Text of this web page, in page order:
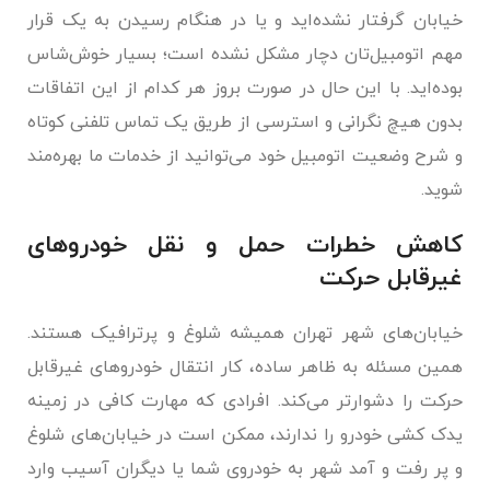
خیابان گرفتار نشده‌اید و یا در هنگام رسیدن به یک قرار
مهم اتومبیل‌تان دچار مشکل نشده است؛ بسیار خوش‌شاس
بوده‌اید. با این حال در صورت بروز هر کدام از این اتفاقات
بدون هیچ نگرانی و استرسی از طریق یک تماس تلفنی کوتاه
و شرح وضعیت اتومبیل خود می‌توانید از خدمات ما بهره‌مند
شوید.
کاهش خطرات حمل و نقل خودروهای
غیرقابل حرکت
خیابان‌های شهر تهران همیشه شلوغ و پرترافیک هستند.
همین مسئله به ظاهر ساده، کار انتقال خودروهای غیرقابل
حرکت را دشوارتر می‌کند. افرادی که مهارت کافی در زمینه
یدک کشی خودرو را ندارند، ممکن است در خیابان‌های شلوغ
و پر رفت و آمد شهر به خودروی شما یا دیگران آسیب وارد